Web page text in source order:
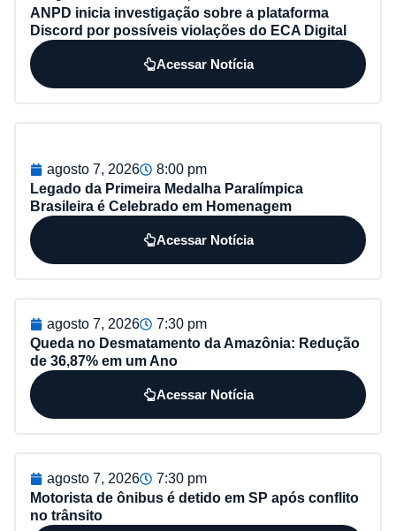
ANPD inicia investigação sobre a plataforma
Discord por possíveis violações do ECA Digital
Acessar Notícia
agosto 7, 2026
8:00 pm
Legado da Primeira Medalha Paralímpica
Brasileira é Celebrado em Homenagem
Acessar Notícia
agosto 7, 2026
7:30 pm
Queda no Desmatamento da Amazônia: Redução
de 36,87% em um Ano
Acessar Notícia
agosto 7, 2026
7:30 pm
Motorista de ônibus é detido em SP após conflito
no trânsito